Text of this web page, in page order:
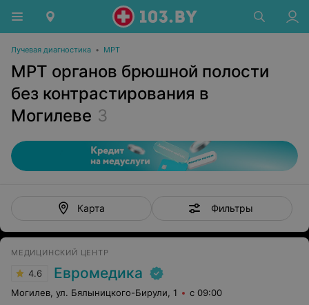
Лучевая диагностика • МРТ
МРТ органов брюшной полости
без контрастирования в
Могилеве 3
Карта Фильтры
МЕДИЦИНСКИЙ ЦЕНТР
4.6 Евромедика
Могилев, ул. Бялыницкого-Бирули, 1 с 09:00